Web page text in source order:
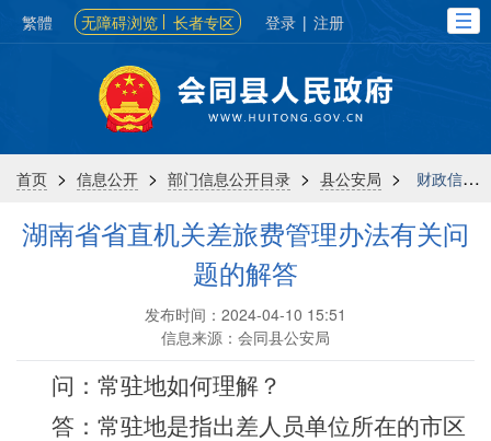
繁體 无障碍浏览 长者专区 登录 | 注册
首页 > 信息公开 > 部门信息公开目录 > 县公安局 > 财政信息
湖南省省直机关差旅费管理办法有关问
题的解答
发布时间：2024-04-10 15:51
信息来源：会同县公安局
问 ： 常驻地如何理解？
答 ： 常驻地是指出差人员单位所在的市区